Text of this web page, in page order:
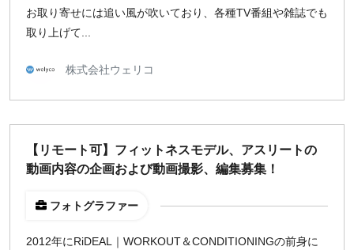
お取り寄せには追い風が吹いており、各種TV番組や雑誌でも
取り上げて...
株式会社ウェリコ
【リモート可】フィットネスモデル、アスリートの
動画内容の企画および動画撮影、編集募集！
フォトグラファー
2012年にRiDEAL｜WORKOUT＆CONDITIONINGの前身に